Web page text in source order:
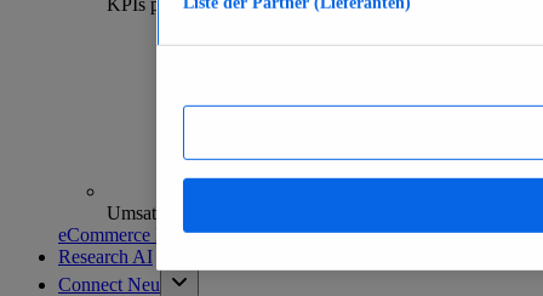
Umsatzanalysen und -prognosen
eCommerce Insights entdecken
Research AI
Connect Neu